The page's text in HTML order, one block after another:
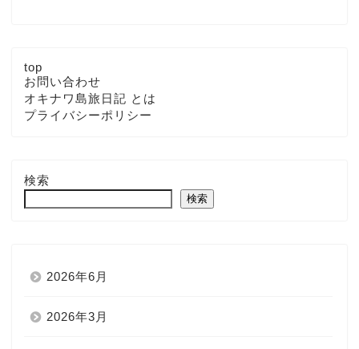
top
お問い合わせ
オキナワ島旅日記 とは
プライバシーポリシー
検索
検索
2026年6月
2026年3月